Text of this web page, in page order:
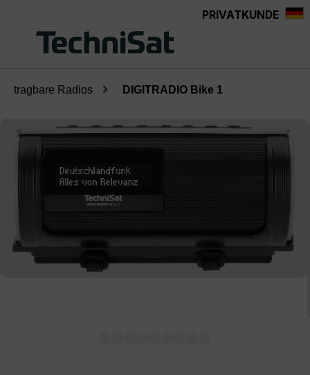
PRIVATKUNDE
tragbare Radios DIGITRADIO Bike 1
Bildergalerie überspringen